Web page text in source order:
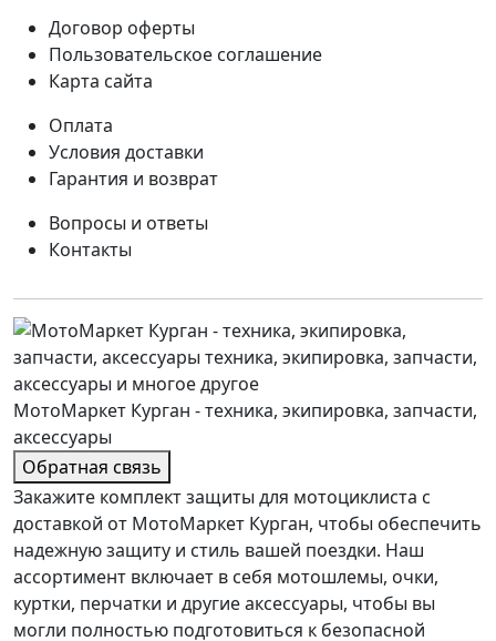
Договор оферты
Пользовательское соглашение
Карта сайта
Оплата
Условия доставки
Гарантия и возврат
Вопросы и ответы
Контакты
МотоМаркет Курган - техника, экипировка, запчасти,
аксессуары
Обратная связь
Закажите комплект защиты для мотоциклиста с
доставкой от МотоМаркет Курган, чтобы обеспечить
надежную защиту и стиль вашей поездки. Наш
ассортимент включает в себя мотошлемы, очки,
куртки, перчатки и другие аксессуары, чтобы вы
могли полностью подготовиться к безопасной